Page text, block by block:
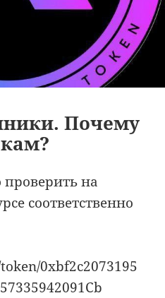
Почему
на
соответственно
0xbf2c2073195